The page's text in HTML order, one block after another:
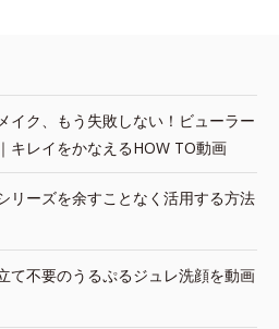
イク、もう失敗しない！ビューラー
キレイをかなえるHOW TO動画
リーズを余すことなく活用する方法
て不要のうるぷるジュレ洗顔を動画